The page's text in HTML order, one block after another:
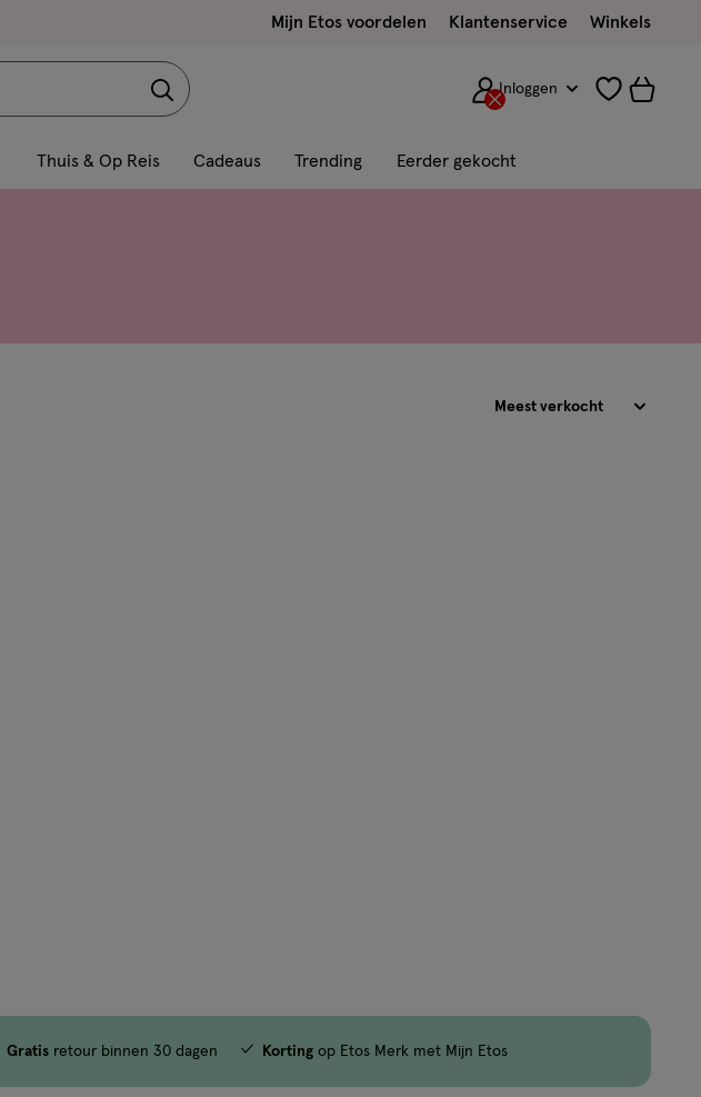
Mijn Etos voordelen Klantenservice Winkels
Inloggen
Thuis & Op Reis Cadeaus Trending Eerder gekocht
Gratis retour binnen 30 dagen Korting op Etos Merk met Mijn Etos